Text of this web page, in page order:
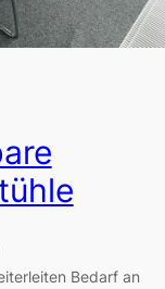
Bedarf an